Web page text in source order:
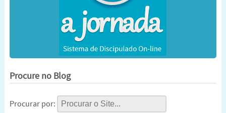
Procure no Blog
Procurar por: